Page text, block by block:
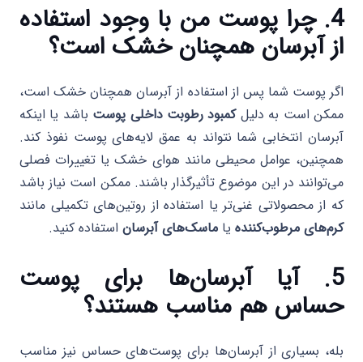
4. چرا پوست من با وجود استفاده
از آبرسان همچنان خشک است؟
اگر پوست شما پس از استفاده از آبرسان همچنان خشک است،
ممکن است به دلیلکمبود رطوبت داخلی پوست باشد یا اینکه
آبرسان انتخابی شما نتواند به عمق لایه‌های پوست نفوذ کند.
همچنین، عوامل محیطی مانند هوای خشک یا تغییرات فصلی
می‌توانند در این موضوع تأثیرگذار باشند. ممکن است نیاز باشد
که از محصولاتی غنی‌تر یا استفاده از روتین‌های تکمیلی مانند
کرم‌های مرطوب‌کننده یا ماسک‌های آبرسان استفاده کنید.
5. آیا آبرسان‌ها برای پوست
حساس هم مناسب هستند؟
بله، بسیاری از آبرسان‌ها برای پوست‌های حساس نیز مناسب